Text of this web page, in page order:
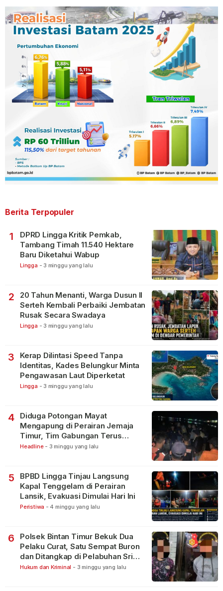
Berita Terpopuler
1
DPRD Lingga Kritik Pemkab,
Tambang Timah 11.540 Hektare
Baru Diketahui Wabup
Lingga - 3 minggu yang lalu
2
20 Tahun Menanti, Warga Dusun II
Serteh Kembali Perbaiki Jembatan
Rusak Secara Swadaya
Lingga - 3 minggu yang lalu
3
Kerap Dilintasi Speed Tanpa
Identitas, Kades Belungkur Minta
Pengawasan Laut Diperketat
Lingga - 3 minggu yang lalu
4
Diduga Potongan Mayat
Mengapung di Perairan Jemaja
Timur, Tim Gabungan Terus
Lakukan Pencarian
Headline - 3 minggu yang lalu
5
BPBD Lingga Tinjau Langsung
Kapal Tenggelam di Perairan
Lansik, Evakuasi Dimulai Hari Ini
Peristiwa - 4 minggu yang lalu
6
Polsek Bintan Timur Bekuk Dua
Pelaku Curat, Satu Sempat Buron
dan Ditangkap di Pelabuhan Sri
Bintan Pura
Hukum dan Kriminal - 3 minggu yang lalu